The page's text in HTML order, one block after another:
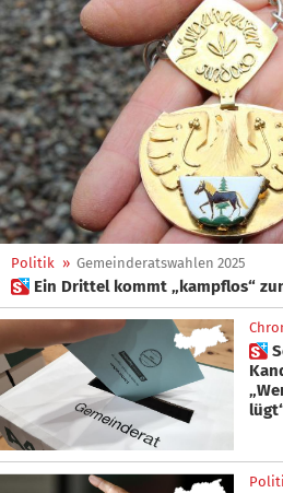
Politik » Gemeinderatswahlen 2025
 Ein Drittel kommt „kampflos“
 Schwierige